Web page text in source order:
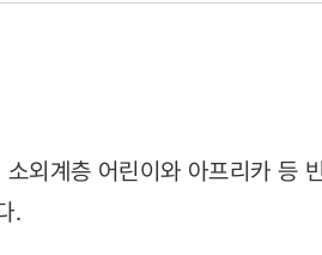
외계층 어린이와 아프리카 등
.